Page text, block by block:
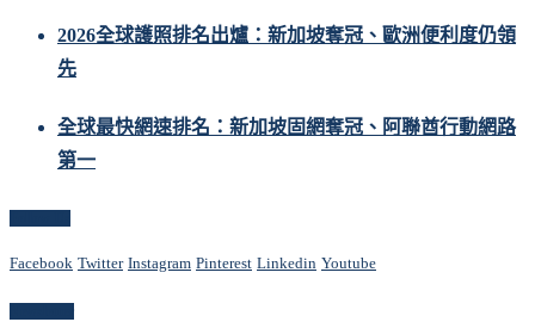
2026全球護照排名出爐：新加坡奪冠、歐洲便利度仍領
先
全球最快網速排名：新加坡固網奪冠、阿聯酋行動網路
第一
Facebook Twitter Instagram Pinterest Linkedin Youtube